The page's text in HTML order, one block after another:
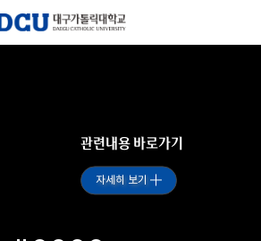
관련내용 바로가기
자세히 보기